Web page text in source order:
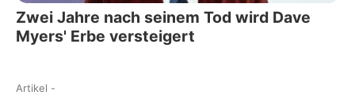
Zwei Jahre nach seinem Tod wird Dave
Myers' Erbe versteigert
Artikel -